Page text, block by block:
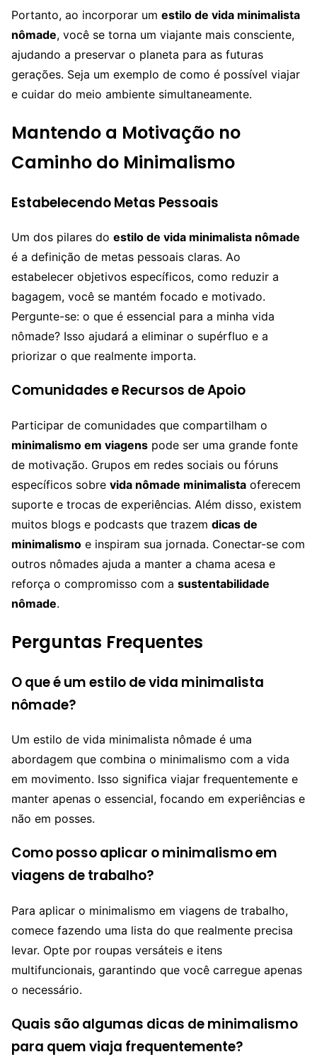
Portanto, ao incorporar um estilo de vida minimalista
nômade, você se torna um viajante mais consciente,
ajudando a preservar o planeta para as futuras
gerações. Seja um exemplo de como é possível viajar
e cuidar do meio ambiente simultaneamente.
Mantendo a Motivação no
Caminho do Minimalismo
Estabelecendo Metas Pessoais
Um dos pilares do estilo de vida minimalista nômade
é a definição de metas pessoais claras. Ao
estabelecer objetivos específicos, como reduzir a
bagagem, você se mantém focado e motivado.
Pergunte-se: o que é essencial para a minha vida
nômade? Isso ajudará a eliminar o supérfluo e a
priorizar o que realmente importa.
Comunidades e Recursos de Apoio
Participar de comunidades que compartilham o
minimalismo em viagens pode ser uma grande fonte
de motivação. Grupos em redes sociais ou fóruns
específicos sobre vida nômade minimalista oferecem
suporte e trocas de experiências. Além disso, existem
muitos blogs e podcasts que trazem dicas de
minimalismo e inspiram sua jornada. Conectar-se com
outros nômades ajuda a manter a chama acesa e
reforça o compromisso com a sustentabilidade
nômade.
Perguntas Frequentes
O que é um estilo de vida minimalista
nômade?
Um estilo de vida minimalista nômade é uma
abordagem que combina o minimalismo com a vida
em movimento. Isso significa viajar frequentemente e
manter apenas o essencial, focando em experiências e
não em posses.
Como posso aplicar o minimalismo em
viagens de trabalho?
Para aplicar o minimalismo em viagens de trabalho,
comece fazendo uma lista do que realmente precisa
levar. Opte por roupas versáteis e itens
multifuncionais, garantindo que você carregue apenas
o necessário.
Quais são algumas dicas de minimalismo
para quem viaja frequentemente?